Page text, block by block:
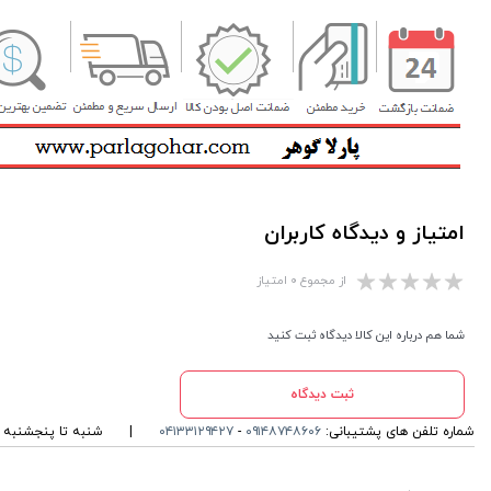
امتیاز و دیدگاه کاربران
از مجموع ۰ امتیاز
شما هم درباره این کالا دیدگاه ثبت کنید
ثبت دیدگاه
شماره تلفن های پشتیبانی: ۰۹۱۴۸۷۴۸۶۰۶ - ۰۴۱۳۳۱۲۹۴۲۷ شنبه تا پنجشنبه ، ۱۰ الی 13 و 16 الی 19 پاسخگوی